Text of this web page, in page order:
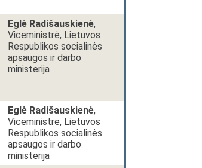
Eglė Radišauskienė,
Viceministrė, Lietuvos
Respublikos socialinės
apsaugos ir darbo
ministerija
Eglė Radišauskienė,
Viceministrė, Lietuvos
Respublikos socialinės
apsaugos ir darbo
ministerija